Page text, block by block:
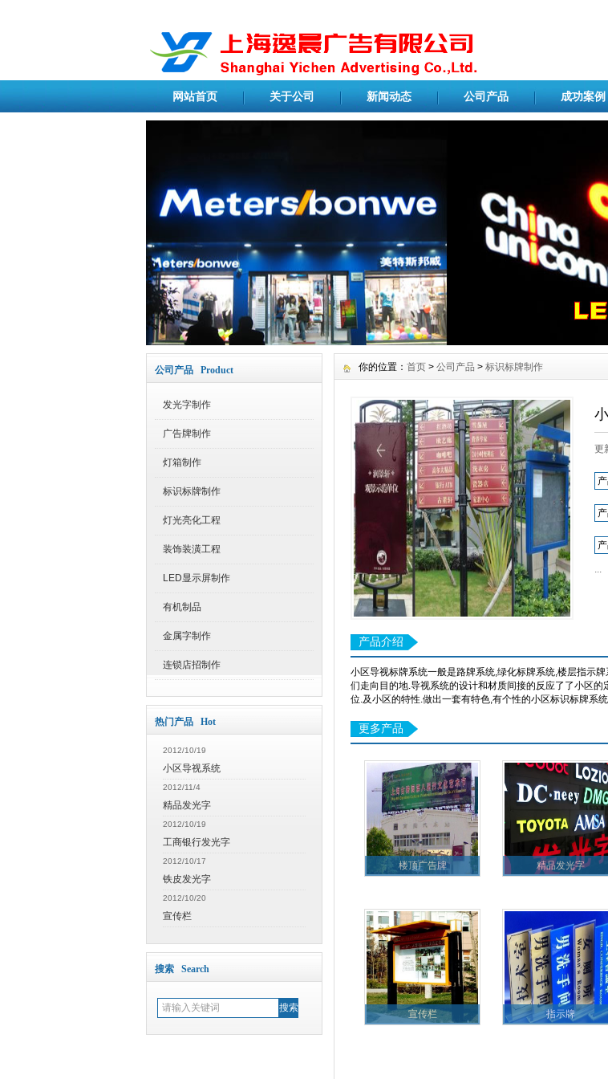
网站首页 关于公司 新闻动态 公司产品 成功案例
公司产品 Product
发光字制作
广告牌制作
灯箱制作
标识标牌制作
灯光亮化工程
装饰装潢工程
LED显示屏制作
有机制品
金属字制作
连锁店招制作
热门产品 Hot
2012/10/19
小区导视系统
2012/11/4
精品发光字
2012/10/19
工商银行发光字
2012/10/17
铁皮发光字
2012/10/20
宣传栏
搜索 Search
你的位置： 首页 > 公司产品 > 标识标牌制作
更
...
产品介绍
小区导视标牌系统一般是路牌系统,绿化标牌系统,楼层指示
们走向目的地.导视系统的设计和材质间接的反应了了小区
位.及小区的特性.做出一套有特色,有个性的小区标识标牌系
更多产品
楼顶广告牌 精品发光字
宣传栏 指示牌